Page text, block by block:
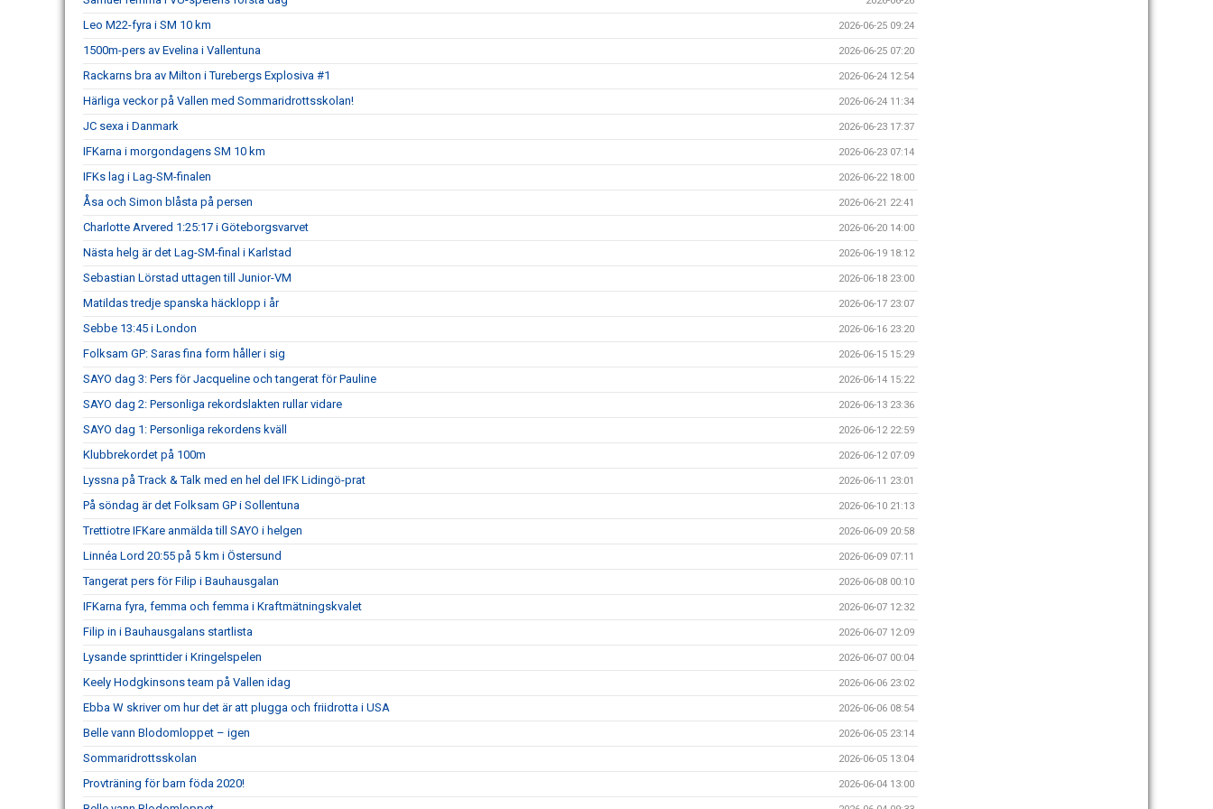
Leo M22-fyra i SM 10 km 2026-06-25 09:24
1500m-pers av Evelina i Vallentuna 2026-06-25 07:20
Rackarns bra av Milton i Turebergs Explosiva #1 2026-06-24 12:54
Härliga veckor på Vallen med Sommaridrottsskolan! 2026-06-24 11:34
JC sexa i Danmark 2026-06-23 17:37
IFKarna i morgondagens SM 10 km 2026-06-23 07:14
IFKs lag i Lag-SM-finalen 2026-06-22 18:00
Åsa och Simon blåsta på persen 2026-06-21 22:41
Charlotte Arvered 1:25:17 i Göteborgsvarvet 2026-06-20 14:00
Nästa helg är det Lag-SM-final i Karlstad 2026-06-19 18:12
Sebastian Lörstad uttagen till Junior-VM 2026-06-18 23:00
Matildas tredje spanska häcklopp i år 2026-06-17 23:07
Sebbe 13:45 i London 2026-06-16 23:20
Folksam GP: Saras fina form håller i sig 2026-06-15 15:29
SAYO dag 3: Pers för Jacqueline och tangerat för Pauline 2026-06-14 15:22
SAYO dag 2: Personliga rekordslakten rullar vidare 2026-06-13 23:36
SAYO dag 1: Personliga rekordens kväll 2026-06-12 22:59
Klubbrekordet på 100m 2026-06-12 07:09
Lyssna på Track & Talk med en hel del IFK Lidingö-prat 2026-06-11 23:01
På söndag är det Folksam GP i Sollentuna 2026-06-10 21:13
Trettiotre IFKare anmälda till SAYO i helgen 2026-06-09 20:58
Linnéa Lord 20:55 på 5 km i Östersund 2026-06-09 07:11
Tangerat pers för Filip i Bauhausgalan 2026-06-08 00:10
IFKarna fyra, femma och femma i Kraftmätningskvalet 2026-06-07 12:32
Filip in i Bauhausgalans startlista 2026-06-07 12:09
Lysande sprinttider i Kringelspelen 2026-06-07 00:04
Keely Hodgkinsons team på Vallen idag 2026-06-06 23:02
Ebba W skriver om hur det är att plugga och friidrotta i USA 2026-06-06 08:54
Belle vann Blodomloppet – igen 2026-06-05 23:14
Sommaridrottsskolan 2026-06-05 13:04
Provträning för barn föda 2020! 2026-06-04 13:00